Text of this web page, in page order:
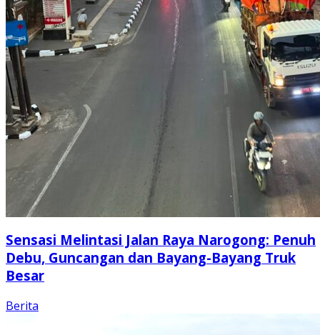
Sensasi Melintasi Jalan Raya Narogong: Penuh
Debu, Guncangan dan Bayang-Bayang Truk
Besar
Berita